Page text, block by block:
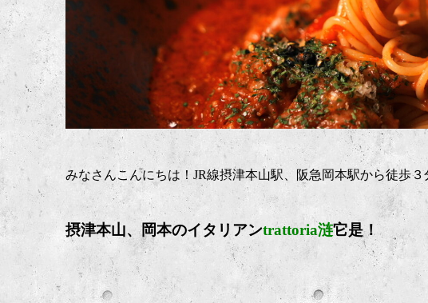
みなさんこんにちは！JR線摂津本山駅、阪急岡本駅から徒歩
摂津本山、岡本のイタリアンtrattoria涟它是！